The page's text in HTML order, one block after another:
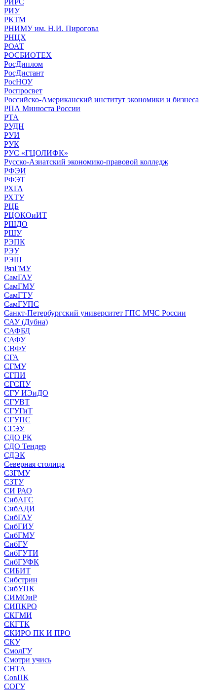
РИУ
РКТМ
РНИМУ им. Н.И. Пирогова
РНЦХ
РОАТ
РОСБИОТЕХ
РосДиплом
РосДистант
РосНОУ
Роспросвет
Российско-Американский институт экономики и бизнеса
РПА Минюста России
РТА
РУДН
РУИ
РУК
РУС «ГЦОЛИФК»
Русско-Азиатский экономико-правовой колледж
РФЭИ
РФЭТ
РХГА
РХТУ
РЦБ
РЦОКОиИТ
РШДО
РШУ
РЭПК
РЭУ
РЭШ
РязГМУ
СамГАУ
СамГМУ
СамГТУ
СамГУПС
Санкт-Петербургский университет ГПС МЧС России
САУ (Дубна)
САФБД
САФУ
СВФУ
СГА
СГМУ
СГПИ
СГСПУ
СГУ ИЭиДО
СГУВТ
СГУГиТ
СГУПС
СГЭУ
СДО РК
СДО Тендер
СДЭК
Северная столица
СЗГМУ
СЗТУ
СИ РАО
СибАГС
СибАДИ
СибГАУ
СибГИУ
СибГМУ
СибГУ
СибГУТИ
СибГУФК
СИБИТ
Сибстрин
СибУПК
СИМОиР
СИПКРО
СКГМИ
СКГТК
СКИРО ПК И ПРО
СКУ
СмолГУ
Смотри учись
СНТА
СовПК
СОГУ